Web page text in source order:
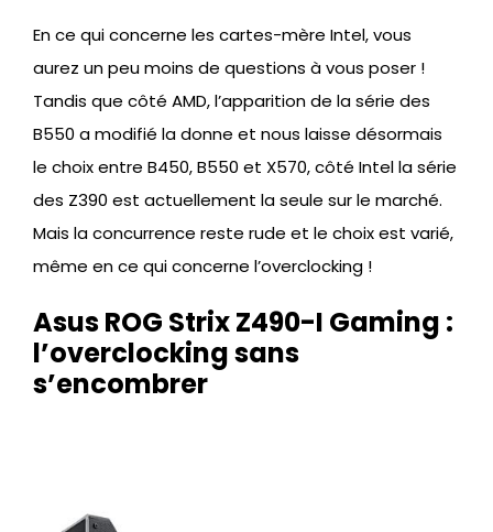
En ce qui concerne les cartes-mère Intel, vous
aurez un peu moins de questions à vous poser !
Tandis que côté AMD, l’apparition de la série des
B550 a modifié la donne et nous laisse désormais
le choix entre B450, B550 et X570, côté Intel la série
des Z390 est actuellement la seule sur le marché.
Mais la concurrence reste rude et le choix est varié,
même en ce qui concerne l’overclocking !
Asus ROG Strix Z490-I Gaming :
l’overclocking sans
s’encombrer